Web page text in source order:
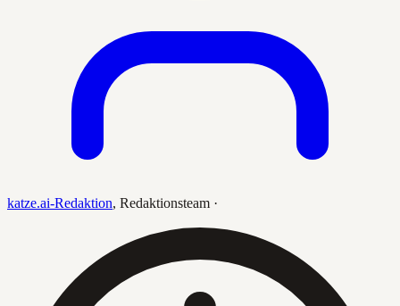
katze.ai-Redaktion, Redaktionsteam ·